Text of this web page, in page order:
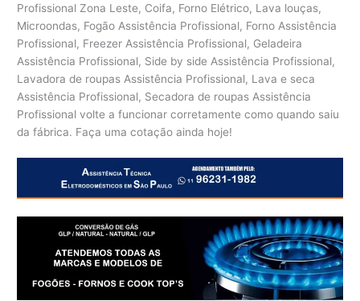
Profissional Zona Leste, Coifa, Forno Elétrico, Lava louças,
Microondas, Fogão Assistência Profissional, Forno Assistência
Profissional, Freezer Assistência Profissional, Geladeira
Assistência Profissional, Side by side Assistência Profissional,
Lavadora de roupas Assistência Profissional, Lava e seca
Assistência Profissional, Secadora de roupas Assistência
Profissional volte a funcionar corretamente como quando saiu
da fábrica. Faça uma cotação ainda hoje!